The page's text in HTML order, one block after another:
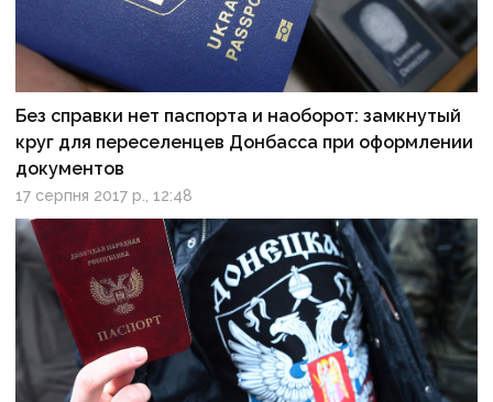
Без справки нет паспорта и наоборот: замкнутый
круг для переселенцев Донбасса при оформлении
документов
17 серпня 2017 р., 12:48